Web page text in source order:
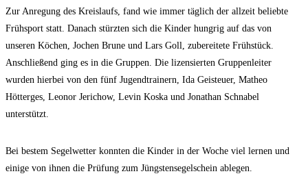
Zur Anregung des Kreislaufs, fand wie immer täglich der allzeit beliebte
Frühsport statt. Danach stürzten sich die Kinder hungrig auf das von
unseren Köchen, Jochen Brune und Lars Goll, zubereitete Frühstück.
Anschließend ging es in die Gruppen. Die lizensierten Gruppenleiter
wurden hierbei von den fünf Jugendtrainern, Ida Geisteuer, Matheo
Hötterges, Leonor Jerichow, Levin Koska und Jonathan Schnabel
unterstützt.
Bei bestem Segelwetter konnten die Kinder in der Woche viel lernen und
einige von ihnen die Prüfung zum Jüngstensegelschein ablegen.